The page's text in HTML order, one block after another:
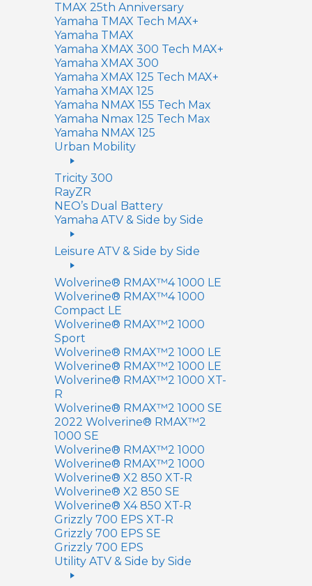
TMAX 25th Anniversary
Yamaha TMAX Tech MAX+
Yamaha TMAX
Yamaha XMAX 300 Tech MAX+
Yamaha XMAX 300
Yamaha XMAX 125 Tech MAX+
Yamaha XMAX 125
Yamaha NMAX 155 Tech Max
Yamaha Nmax 125 Tech Max
Yamaha NMAX 125
Urban Mobility
Tricity 300
RayZR
NEO’s Dual Battery
Yamaha ATV & Side by Side
Leisure ATV & Side by Side
Wolverine® RMAX™4 1000 LE
Wolverine® RMAX™4 1000
Compact LE
Wolverine® RMAX™2 1000
Sport
Wolverine® RMAX™2 1000 LE
Wolverine® RMAX™2 1000 LE
Wolverine® RMAX™2 1000 XT-
R
Wolverine® RMAX™2 1000 SE
2022 Wolverine® RMAX™2
1000 SE
Wolverine® RMAX™2 1000
Wolverine® RMAX™2 1000
Wolverine® X2 850 XT-R
Wolverine® X2 850 SE
Wolverine® X4 850 XT-R
Grizzly 700 EPS XT-R
Grizzly 700 EPS SE
Grizzly 700 EPS
Utility ATV & Side by Side